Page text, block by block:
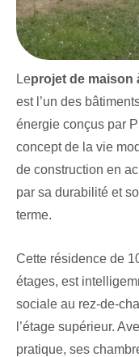
Leprojet de maison
est l’un des
énergie conçus par
concept de la vie
de construction en
par sa durabilité et
terme.
Cette résidence de
étages, est
sociale au rez-de-
l’étage supérieur.
pratique, ses